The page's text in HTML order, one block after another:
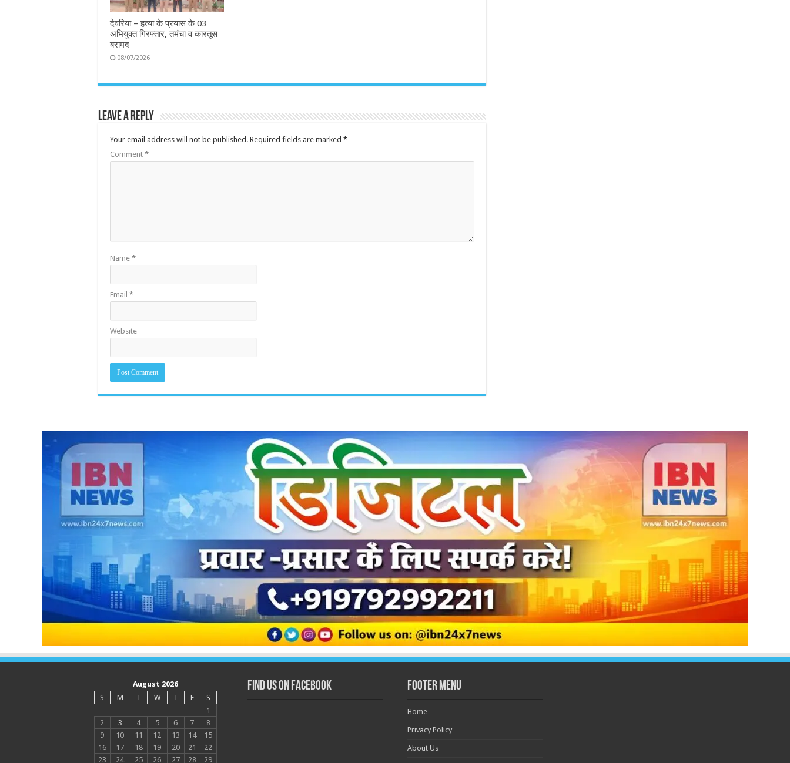
देवरिया – हत्या के प्रयास के 03
अभियुक्त गिरफ्तार, तमंचा व कारतूस
बरामद
08/07/2026
Leave a Reply
Your email address will not be published. Required fields are marked *
Comment *
Name *
Email *
Website
August 2026
S
M T W T F
S
1
2
3 4 5 6 7
8
9
10 11 12 13 14
15
16
17 18 19 20 21
22
23
24 25 26 27 28 29
Find us on Facebook Footer Menu
Home
Privacy Policy
About Us